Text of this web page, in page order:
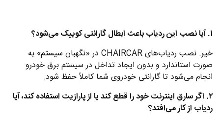
۱. آیا نصب این ردیاب باعث ابطال گارانتی کوییک می‌شود؟
خیر. نصب ردیاب‌های CHAIRCAR در «نگهبان سیستم» به
صورت استاندارد و بدون ایجاد تداخل در سیستم برق خودرو
انجام می‌شود تا گارانتی خودروی شما کاملاً حفظ شود.
۲. اگر سارق اینترنت خود را قطع کند یا از پارازیت استفاده کند، آیا
ردیاب از کار می‌افتد؟